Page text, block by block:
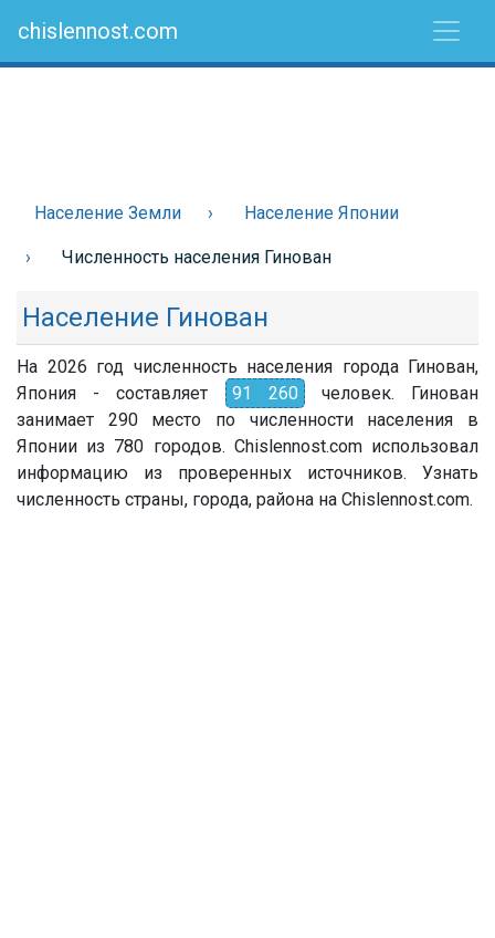
chislennost.com
Население Земли Население Японии
Численность населения Гинован
Население Гинован
На 2026 год численность населения города Гинован,
Япония - составляет
91 260 человек. Гинован
занимает 290 место по численности населения в
Японии из 780 городов. Chislennost.com использовал
информацию из проверенных источников. Узнать
численность страны, города, района на Chislennost.com.